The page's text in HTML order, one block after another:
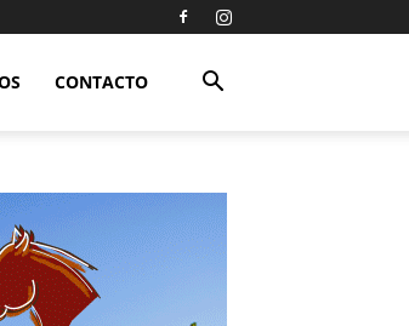
CONTACTO